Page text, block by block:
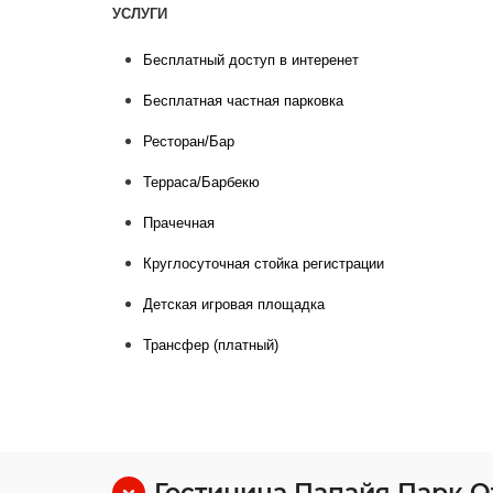
УСЛУГИ
Бесплатный доступ в интеренет
Бесплатная частная парковка
Ресторан/Бар
Терраса/Барбекю
Прачечная
Круглосуточная стойка регистрации
Детская игровая площадка
Трансфер (платный)